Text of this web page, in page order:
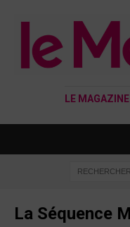
LE
La Séquence